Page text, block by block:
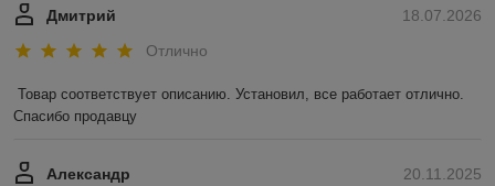
18.07.2026
Дмитрий
Отлично
Товар соответствует описанию. Установил, все работает отлично.
Спасибо продавцу
20.11.2025
Александр